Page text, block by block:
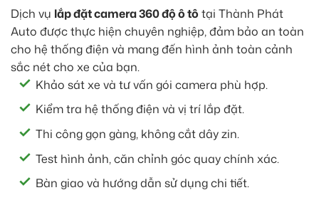
Dịch vụ lắp đặt camera 360 độ ô tô tại Thành Phát
Auto được thực hiện chuyên nghiệp, đảm bảo an toàn
cho hệ thống điện và mang đến hình ảnh toàn cảnh
sắc nét cho xe của bạn.
Khảo sát xe và tư vấn gói camera phù hợp.
Kiểm tra hệ thống điện và vị trí lắp đặt.
Thi công gọn gàng, không cắt dây zin.
Test hình ảnh, căn chỉnh góc quay chính xác.
Bàn giao và hướng dẫn sử dụng chi tiết.